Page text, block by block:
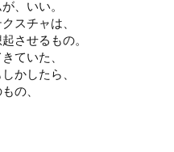
、いい。
スチャは、
させるもの。
ていた、
かしたら、
の、